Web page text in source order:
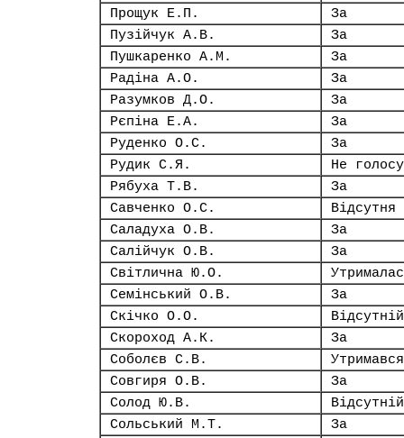
Прощук Е.П.
За
Пузійчук А.В.
За
Пушкаренко А.М.
За
Радіна А.О.
За
Разумков Д.О.
За
Рєпіна Е.А.
За
Руденко О.С.
За
Рудик С.Я.
Не
Рябуха Т.В.
За
Савченко О.С.
Відсутня
Саладуха О.В.
За
Салійчук О.В.
За
Світлична Ю.О.
Семінський О.В.
За
Скічко О.О.
Відсутній
Скороход А.К.
За
Соболєв С.В.
Утримався
Совгиря О.В.
За
Солод Ю.В.
Відсутній
Сольський М.Т.
За